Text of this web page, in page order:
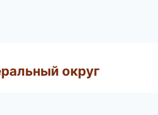
округ